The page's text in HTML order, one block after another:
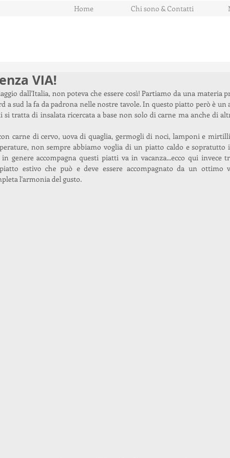
Home Chi sono & Contatti
VIA!
a sud la fa da padrona nelle nostre tavole. In questo piatto però è
si tratta di insalata ricercata a base non solo di carne ma anche di
carne di cervo, uova di quaglia, germogli di noci, lamponi e
non sempre abbiamo voglia di un piatto caldo e
genere accompagna questi piatti va in vacanza...ecco qui invece
estivo che può e deve essere accompagnato da un ottimo
l'armonia del gusto.